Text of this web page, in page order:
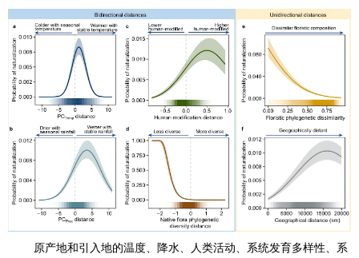
原产地和引入地的温度、降水、人类活动、系统发育多样性、系